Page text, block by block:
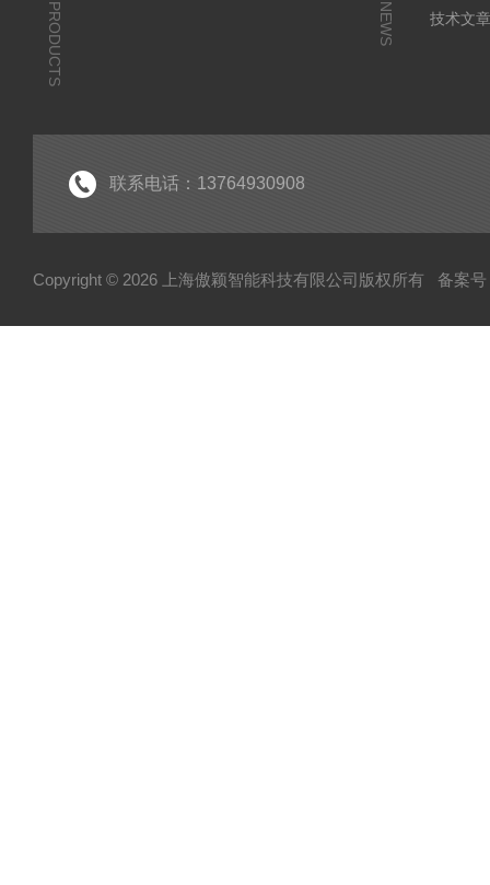
PRODUCTS NEWS
技术文
联系电话：13764930908
Copyright © 2026 上海傲颖智能科技有限公司版权所有 备案号